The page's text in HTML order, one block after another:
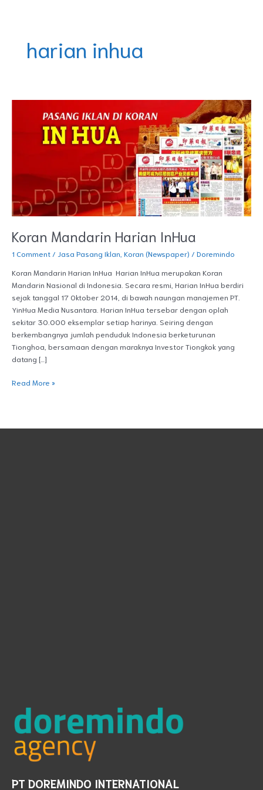
harian inhua
Koran Mandarin Harian InHua
1 Comment / Jasa Pasang Iklan Koran (Newspaper) / Doremindo
Koran Mandarin Harian InHua Harian InHua merupakan Koran
Mandarin Nasional di Indonesia. Secara resmi, Harian InHua berdiri
sejak tanggal 17 Oktober 2014, di bawah naungan manajemen PT.
YinHua Media Nusantara. Harian InHua tersebar dengan oplah
sekitar 30.000 eksemplar setiap harinya. Seiring dengan
berkembangnya jumlah penduduk Indonesia berketurunan
Tionghoa, bersamaan dengan maraknya Investor Tiongkok yang
datang […]
Mandarin
Read More »
PT DOREMINDO INTERNATIONAL